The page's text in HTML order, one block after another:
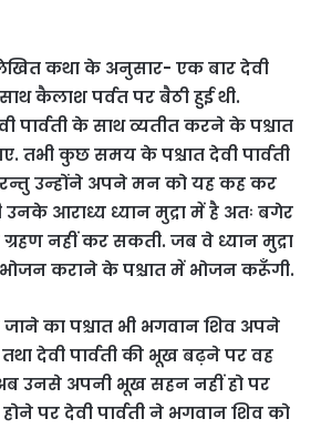
कथा के अनुसार- एक बार देवी
कैलाश पर्वत पर बैठी हुई थी.
पार्वती के साथ व्यतीत करने के पश्चात
तभी कुछ समय के पश्चात देवी पार्वती
उन्होंने अपने मन को यह कह कर
आराध्य ध्यान मुद्रा में है अतः बगेर
नहीं कर सकती. जब वे ध्यान मुद्रा
कराने के पश्चात में भोजन करूँगी.
का पश्चात भी भगवान शिव अपने
तथा देवी पार्वती की भूख बढ़ने पर वह
उनसे अपनी भूख सहन नहीं हो पर
पर देवी पार्वती ने भगवान शिव को